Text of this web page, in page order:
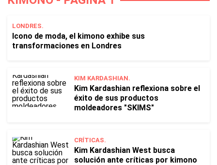
LONDRES.
Icono de moda, el kimono exhibe sus
transformaciones en Londres
KIM KARDASHIAN.
Kim Kardashian reflexiona sobre el
éxito de sus productos
moldeadores "SKIMS"
CRÍTICAS.
Kim Kardashian West busca
solución ante críticas por kimono